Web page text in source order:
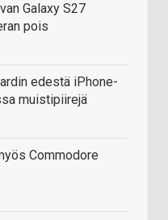
Galaxy S27
pois
edestä iPhone-
muistipiirejä
Commodore